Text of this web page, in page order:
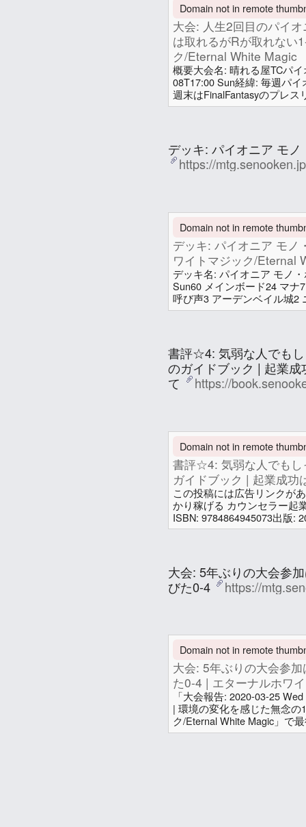
Domain not in remote
大会: 人生2回目のパイ
は取れるがRが取れない
ク/Eternal White Magic
概要大会名: 晴れる屋TCパ
08T17:00 Sun経緯: 毎週パ
週末はFinalFantasyのプレ
かったので参加。前日の土
Magic試合1Rxoxイゼットフ
デッキ: パイオニア モ
https://
Domain not in remote
デッキ: パイオニア モ
ワイトマジック/Eternal
デッキ名: パイオニア モノ
Sun60 メインボード24 マナ
呼び声3 アーデンベイル城2
岩城/Eiganjo, Seat of the
書評☆4: 気弱な人でも
のガイドブック | 起業
て
https://
Domain not in remote
書評☆4: 気弱な人でもし
ガイドブック | 起業成功
この投稿には広告リンクが
かり稼げる カウンセラー起
ISBN: 9784864945073出版:
☆4
大会: 5年ぶりの大会参
びた0-4
https://
Domain not in remote
大会: 5年ぶりの大会参
た0-4 | エターナルホワ
「大会報告: 2020-03-25
| 環境の変化を感じた無念
ク/Eternal White Magic」で
MTGの大会に参加したので